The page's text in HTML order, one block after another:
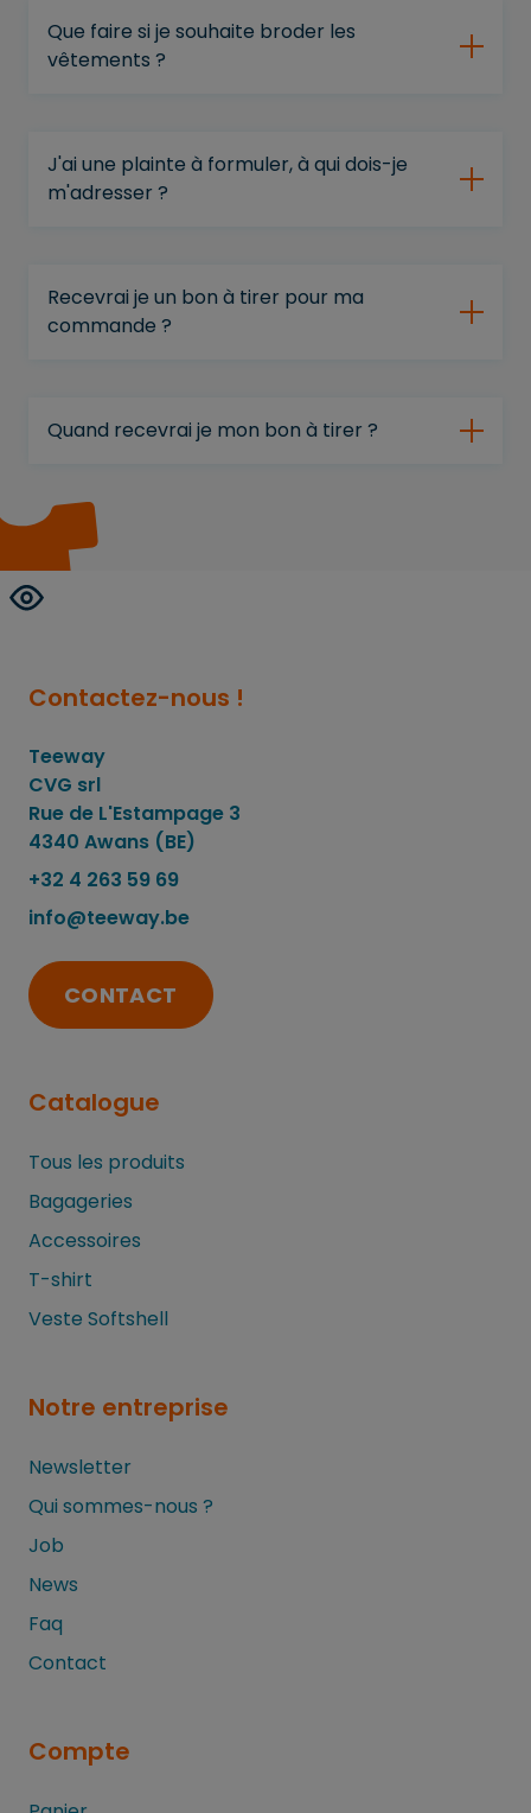
Que faire si je souhaite broder les
vêtements ?
J'ai une plainte à formuler, à qui dois-je
m'adresser ?
Recevrai je un bon à tirer pour ma
commande ?
Quand recevrai je mon bon à tirer ?
Contactez-nous !
Teeway
CVG srl
Rue de L'Estampage 3
4340 Awans (BE)
+32 4 263 59 69
info@teeway.be
CONTACT
Catalogue
Tous les produits
Bagageries
Accessoires
T-shirt
Veste Softshell
Notre entreprise
Newsletter
Qui sommes-nous ?
Job
News
Faq
Contact
Compte